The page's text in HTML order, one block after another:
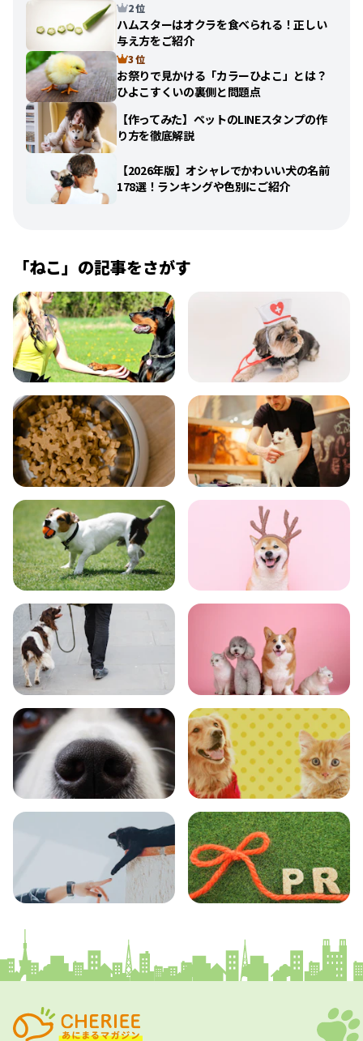
2 位
ハムスターはオクラを食べられる！正しい
与え方をご紹介
3 位
お祭りで見かける「カラーひよこ」とは？
ひよこすくいの裏側と問題点
【作ってみた】ペットのLINEスタンプの作
り方を徹底解説
【2026年版】オシャレでかわいい犬の名前
178選！ランキングや色別にご紹介
「ねこ 」の記事をさがす
飼い方 健康
食事 お手入れ
トレーニング グッズ
おでかけ 図鑑
エンタメ クイズ